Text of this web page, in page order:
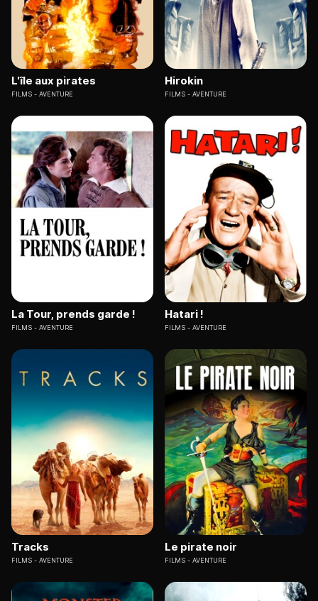
L'île aux pirates
FILMS AVENTURE
Hirokin
FILMS AVENTURE
La Tour, prends garde !
FILMS AVENTURE
Hatari !
FILMS AVENTURE
Tracks
FILMS AVENTURE
Le pirate noir
FILMS AVENTURE